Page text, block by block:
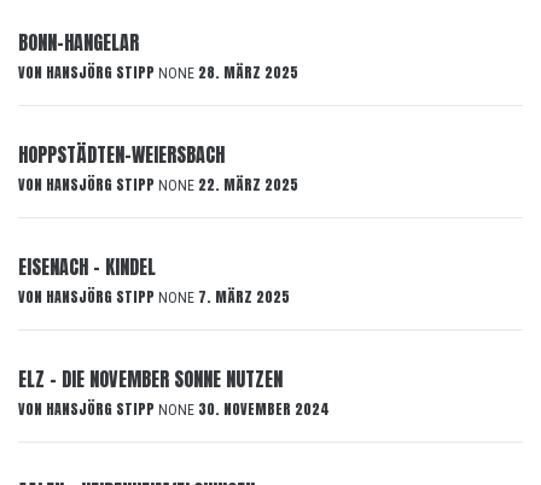
BONN-HANGELAR
VON HANSJÖRG STIPP NONE 28. MÄRZ 2025
HOPPSTÄDTEN-WEIERSBACH
VON HANSJÖRG STIPP NONE 22. MÄRZ 2025
EISENACH – KINDEL
VON HANSJÖRG STIPP NONE 7. MÄRZ 2025
ELZ – DIE NOVEMBER SONNE NUTZEN
VON HANSJÖRG STIPP NONE 30. NOVEMBER 2024